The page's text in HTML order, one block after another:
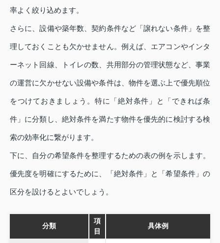
率よく絞り込めます。
さらに、設備や築年数、契約条件など「譲れない条件」を整
理しておくことも欠かせません。例えば、エアコンやインタ
ーネット回線、トイレの数、共用部分の管理状態など、事業
の運営に欠かせない設備や条件は、物件を選ぶ上で優先順位
をつけておきましょう。特に「絶対条件」と「できれば条
件」に分類し、絶対条件を満たす物件を優先的に検討する検
索の効率化に繋がります。
下に、自分の希望条件を整理するための表の例を示します。
優先度を明確にするために、「絶対条件」と「希望条件」の
区分を設けるとよいでしょう。
分類
項
目
具体例